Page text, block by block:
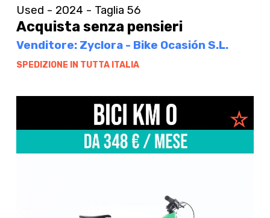
Used - 2024 - Taglia 56
Acquista senza pensieri
Venditore: Zyclora - Bike Ocasión S.L.
SPEDIZIONE IN TUTTA ITALIA